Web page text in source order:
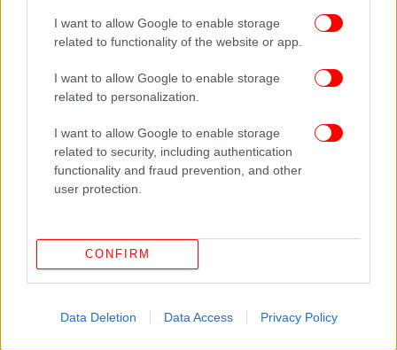
I want to allow Google to enable storage
related to functionality of the website or app.
I want to allow Google to enable storage
related to personalization.
I want to allow Google to enable storage
related to security, including authentication
functionality and fraud prevention, and other
user protection.
CONFIRM
Data Deletion Data Access Privacy Policy